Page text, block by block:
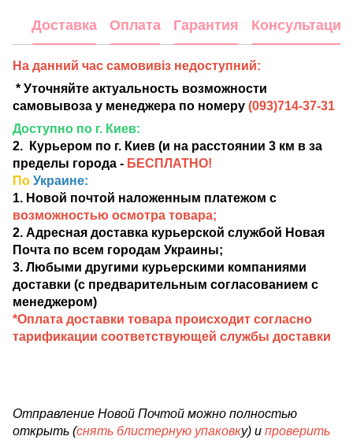
Доставка Оплата Гарантия Консультация
На данний час самовивіз недоступний:
* Уточняйте актуальность возможности
самовывоза у менеджера по номеру (093)714-37-31
Доступно по г. Киев:
2. Курьером по г. Киев (и на расстоянии 3 км в за
пределы города - БЕСПЛАТНО!
По Украине:
1. Новой почтой наложенным платежом с
возможностью осмотра товара;
2. Адресная доставка курьерской службой Новая
Почта по всем городам Украины;
3. Любыми другими курьерскими компаниями
доставки (с предварительным согласованием с
менеджером)
*Оплата доставки товара происходит согласно
тарификации соответствующей службы доставки
Отправление Новой Почтой можно полностью
открыть (снять блистерную упаковку) и проверить